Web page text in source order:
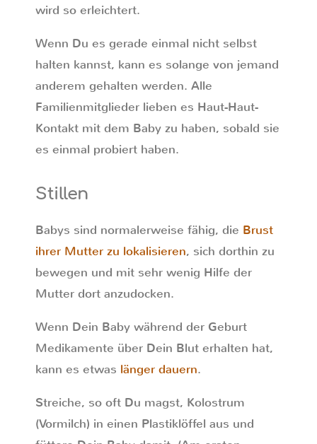
wird so erleichtert.
Wenn Du es gerade einmal nicht selbst
halten kannst, kann es solange von jemand
anderem gehalten werden. Alle
Familienmitglieder lieben es Haut-Haut-
Kontakt mit dem Baby zu haben, sobald sie
es einmal probiert haben.
Stillen
Babys sind normalerweise fähig, die Brust
ihrer Mutter zu lokalisieren, sich dorthin zu
bewegen und mit sehr wenig Hilfe der
Mutter dort anzudocken.
Wenn Dein Baby während der Geburt
Medikamente über Dein Blut erhalten hat,
kann es etwas länger dauern.
Streiche, so oft Du magst, Kolostrum
(Vormilch) in einen Plastiklöffel aus und